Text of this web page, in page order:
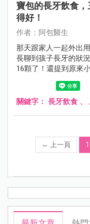
寶包的長牙飲食
得好！
作者：阿包醫生
那天跟家人一起外出
長聊到孩子長牙的狀
16顆了！還提到原來
質，牙才長得好！怎
幫大家補充寶包的長
關鍵字： 長牙飲食 、
← 上一頁 1